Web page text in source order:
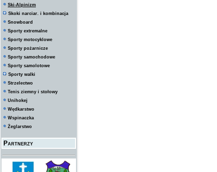
Ski-Alpinizm
Skoki narciar. i kombinacja
Snowboard
Sporty extremalne
Sporty motocyklowe
Sporty pożarnicze
Sporty samochodowe
Sporty samolotowe
Sporty walki
Strzelectwo
Tenis ziemny i stołowy
Unihokej
Wędkarstwo
Wspinaczka
Żeglarstwo
Partnerzy